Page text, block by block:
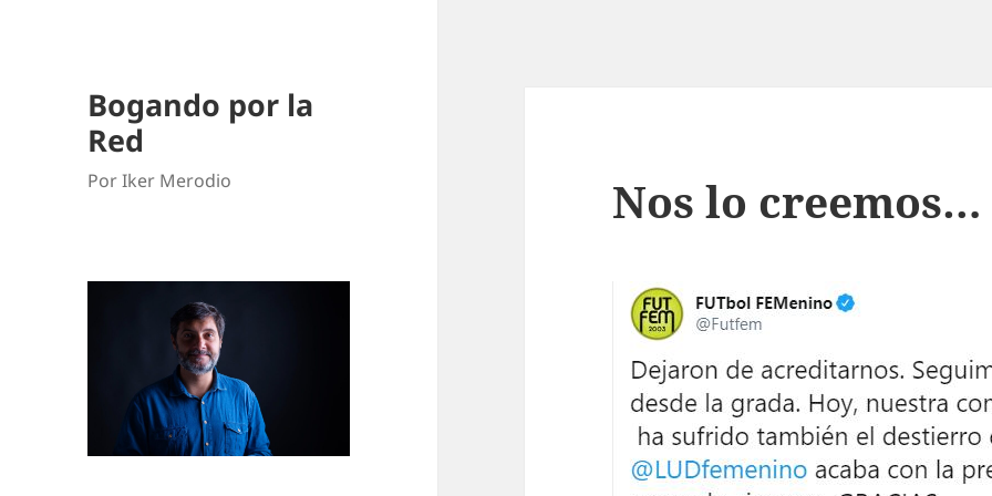
Bogando por la
Red
Por Iker Merodio Nos lo creemos…